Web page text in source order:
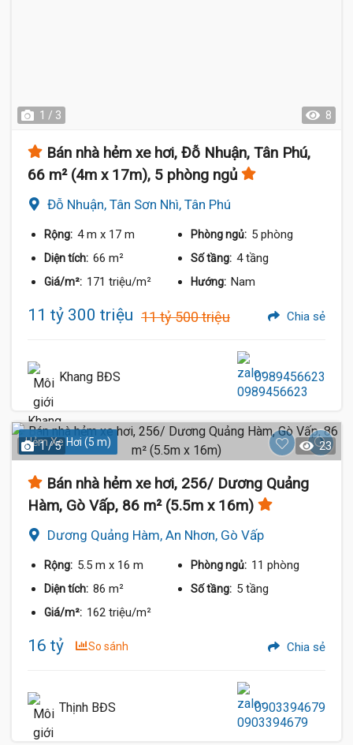
1 / 3 8
Bán nhà hẻm xe hơi, Đỗ Nhuận, Tân Phú,
66 m² (4m x 17m), 5 phòng ngủ
Đỗ Nhuận, Tân Sơn Nhì, Tân Phú
Rộng: 4 m x 17 m Phòng ngủ: 5 phòng
Diện tích: 66 m² Số tầng: 4 tầng
Giá/m²: 171 triệu/m² Hướng: Nam
11 tỷ 300 triệu 11 tỷ 500 triệu Chia sẻ
Khang BĐS 0989456623
Hẻm Xe Hơi (5 m)
1 / 5 23
Bán nhà hẻm xe hơi, 256/ Dương Quảng
Hàm, Gò Vấp, 86 m² (5.5m x 16m)
Dương Quảng Hàm, An Nhơn, Gò Vấp
Rộng: 5.5 m x 16 m Phòng ngủ: 11 phòng
Diện tích: 86 m² Số tầng: 5 tầng
Giá/m²: 162 triệu/m²
16 tỷ So sánh Chia sẻ
Thịnh BĐS 0903394679